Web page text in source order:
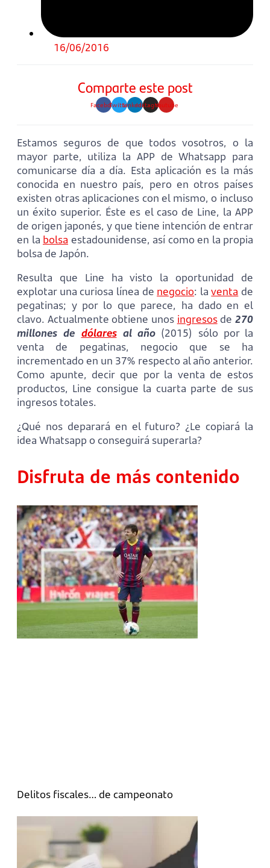
16/06/2016
Comparte este post
FacebookTwitterLinkedinInstagramYoutube
Estamos seguros de que todos vosotros, o la
mayor parte, utiliza la APP de Whatsapp para
comunicarse día a día. Esta aplicación es la más
conocida en nuestro país, pero en otros países
existen otras aplicaciones con el mismo, o incluso
un éxito superior. Éste es el caso de Line, la APP
de origen japonés, y que tiene intención de entrar
en la bolsa estadounidense, así como en la propia
bolsa de Japón.
Resulta que Line ha visto la oportunidad de
explotar una curiosa línea de negocio: laventa de
pegatinas; y por lo que parece, ha dado en el
clavo. Actualmente obtiene unos ingresosde270
millones de dólaresal año (2015) sólo por la
venta de pegatinas, negocio que se ha
incrementado en un 37% respecto al año anterior.
Como apunte, decir que por la venta de estos
productos, Line consigue la cuarta parte de sus
ingresos totales.
¿Qué nos deparará en el futuro? ¿Le copiará la
idea Whatsapp o conseguirá superarla?
Disfruta de más contenido
Delitos fiscales… de campeonato